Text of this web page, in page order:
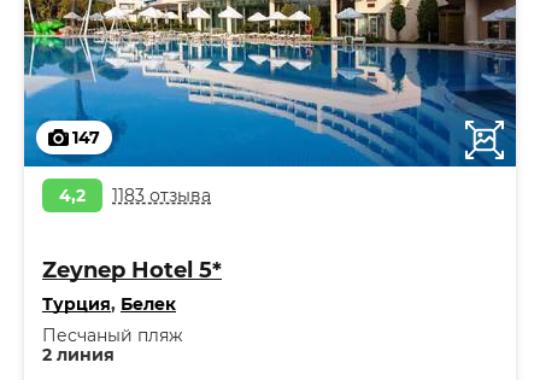
147
4,2 1183 отзыва
Zeynep Hotel 5*
Турция, Белек
2 линия
Песчаный пляж